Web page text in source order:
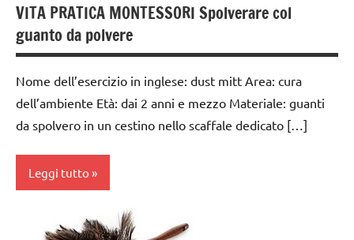
6
anni
DIDATTICA
MONTESSORI
TUTTI GLI
ARGOMENTI
PER ETA'
ARTICOLI
VITA PRATICA MONTESSORI Spolverare col
guanto da polvere
Nome dell’esercizio in inglese: dust mitt Area: cura
dell’ambiente Età: dai 2 anni e mezzo Materiale: guanti
da spolvero in un cestino nello scaffale dedicato […]
Leggi tutto